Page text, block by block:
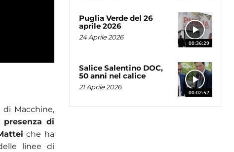
di Macchine,
presenza di
che ha
linee di
00:36:29
Puglia Verde del 26
aprile 2026
24 Aprile 2026
00:02:52
Salice Salentino DOC,
50 anni nel calice
21 Aprile 2026